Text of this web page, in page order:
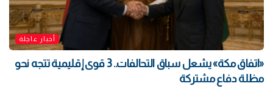
أخبار عاجلة
«اتفاق مكة» يشعل سباق التحالفات.. 3 قوى إقليمية تتجه نحو
مظلة دفاع مشتركة